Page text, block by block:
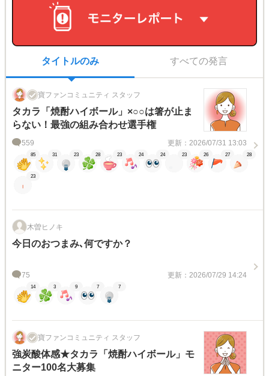
タイトルのみ すべての発言
寶ファンコミュニティ スタッフ
タカラ「焼酎ハイボール」×○○は箸が止ま
らない！最強の組み合わせ選手権
559 更新：2026/07/31 13:03
85 31 23 28 23 24 24 23 26 27 28
23
木曽ヒノキ
今日のおつまみ､何ですか？
75 更新：2026/07/29 14:24
14 3 9 7 7
寶ファンコミュニティ スタッフ
強炭酸体感★タカラ「焼酎ハイボール」モ
ニター100名大募集